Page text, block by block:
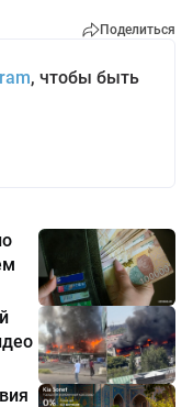
Поделиться
, чтобы быть